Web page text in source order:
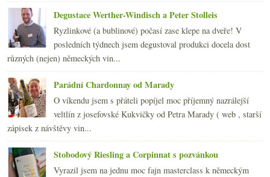
►února
►ledna (23)
►2011(252)
► 2010 (249)
2009 (249)
►2008(270)
►2007(108)
Degustace Werther-Windisch a Peter Stolleis
Ryzlinkové (a bublinové) počasí zase klepe na dveře! V
posledních týdnech jsem degustoval produkci docela dost
různých (nejen) německých vin...
Parádní Chardonnay od Marady
O víkendu jsem s přáteli popíjel moc příjemný nazrálejší
veltlín z josefovské Kukvičky od Petra Marady ( web , starší
zápisek z návštěvy vin...
Stobodový Riesling a Corpinnat s pozvánkou
Vyrazil jsem na jednu moc fajn masterclass k německým